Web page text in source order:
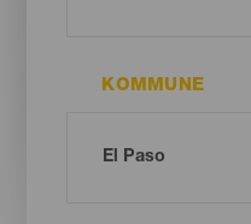
KOMMUNE